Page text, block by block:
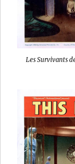
Les Survivants